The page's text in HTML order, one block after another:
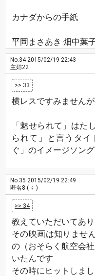
カナダからの手紙
平岡まさあき 畑中葉
No.342015/02/19 22:43
主婦22
>> 33
横レスですみませんが
「魅せられて」はた
られて」と言うタ
ぐ」のイメージソング
No.35 2015/02/19 22:49
匿名8 ( ♀ )
>> 34
教えていただいてあ
その映画は知りませ
の（おそらく航空会
いたんです
その時にヒットしま